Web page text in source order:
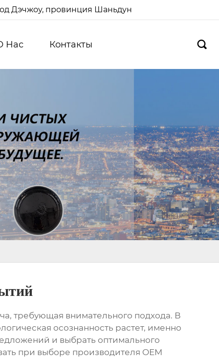
Дэчжоу, провинция Шаньдун
Hас Контакты 
требующая внимательного подхода. В
осознанность растет, именно
и выбрать оптимального
при выборе производителя OEM